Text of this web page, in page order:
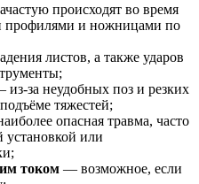
происходят во время
профилями и ножницами по
листов, а также ударов
из-за неудобных поз и резких
тяжестей;
опасная травма, часто
установкой или
током — возможное, если